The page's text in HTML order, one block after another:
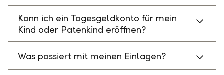
Kann ich ein Tagesgeldkonto für mein
Kind oder Patenkind eröffnen?
Was passiert mit meinen Einlagen?